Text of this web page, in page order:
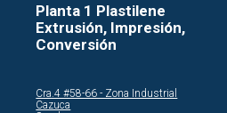
Planta 1 Plastilene
Extrusión, Impresión,
Conversión
Cra.4 #58-66 - Zona Industrial
Cazuca